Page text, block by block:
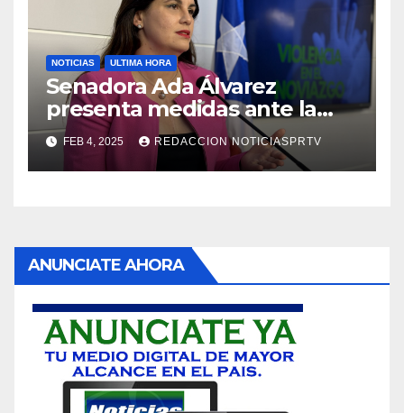
NOTICIAS ULTIMA HORA
Senadora Ada Álvarez
presenta medidas ante la
violencia en el noviazgo
FEB 4, 2025 REDACCION NOTICIASPRTV
ANUNCIATE AHORA